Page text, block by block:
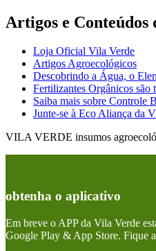
Artigos e Conteúdos
Loja Oficial Vila Verde
Artigos Agroecológicos
Descobrindo a Água, o
Fertilizantes Orgânicos são
Saiba mais sobre Controle
Junte-se à Eco Aliança da
VILA VERDE insumos
obtenha o aplicativo
Em breve o APP da Vila Verde
Google Play & App Store. Fique